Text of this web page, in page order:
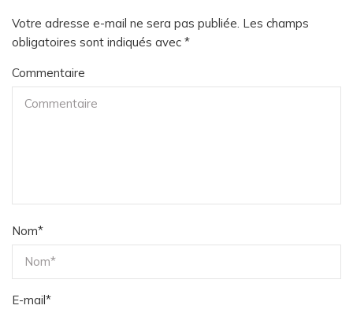
Votre adresse e-mail ne sera pas publiée. Les champs
obligatoires sont indiqués avec *
Commentaire
Nom*
E-mail *